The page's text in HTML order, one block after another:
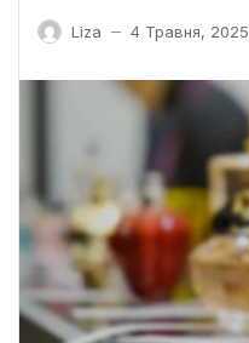
Liza — 4 Травня, 2025